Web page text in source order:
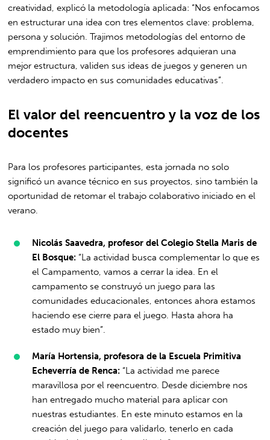
creatividad, explicó la metodología aplicada: “Nos enfocamos
en estructurar una idea con tres elementos clave: problema,
persona y solución. Trajimos metodologías del entorno de
emprendimiento para que los profesores adquieran una
mejor estructura, validen sus ideas de juegos y generen un
verdadero impacto en sus comunidades educativas”.
El valor del reencuentro y la voz de los
docentes
Para los profesores participantes, esta jornada no solo
significó un avance técnico en sus proyectos, sino también la
oportunidad de retomar el trabajo colaborativo iniciado en el
verano.
Nicolás Saavedra, profesor del Colegio Stella Maris de
El Bosque: “La actividad busca complementar lo que es
el Campamento, vamos a cerrar la idea. En el
campamento se construyó un juego para las
comunidades educacionales, entonces ahora estamos
haciendo ese cierre para el juego. Hasta ahora ha
estado muy bien”.
María Hortensia, profesora de la Escuela Primitiva
Echeverría de Renca: “La actividad me parece
maravillosa por el reencuentro. Desde diciembre nos
han entregado mucho material para aplicar con
nuestras estudiantes. En este minuto estamos en la
creación del juego para validarlo, tenerlo en cada